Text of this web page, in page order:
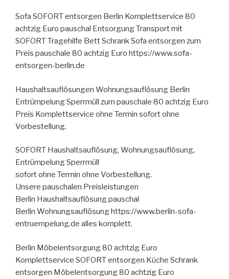
Sofa SOFORT entsorgen Berlin Komplettservice 80
achtzig Euro pauschal Entsorgung Transport mit
SOFORT Tragehilfe Bett Schrank Sofa entsorgen zum
Preis pauschale 80 achtzig Euro https://www.sofa-
entsorgen-berlin.de
Haushaltsauflösungen Wohnungsauflösung Berlin
Entrümpelung Sperrmüll zum pauschale 80 achtzig Euro
Preis Komplettservice ohne Termin sofort ohne
Vorbestellung.
SOFORT Haushaltsauflösung, Wohnungsauflösung,
Entrümpelung Sperrmüll
sofort ohne Termin ohne Vorbestellung.
Unsere pauschalen Preisleistungen
Berlin Haushaltsauflösung pauschal
Berlin Wohnungsauflösung https://www.berlin-sofa-
entruempelung.de alles komplett.
Berlin Möbelentsorgung 80 achtzig Euro
Komplettservice SOFORT entsorgen Küche Schrank
entsorgen Möbelentsorgung 80 achtzig Euro